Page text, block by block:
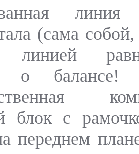
линия
(сама
линией
о
блок с
переднем